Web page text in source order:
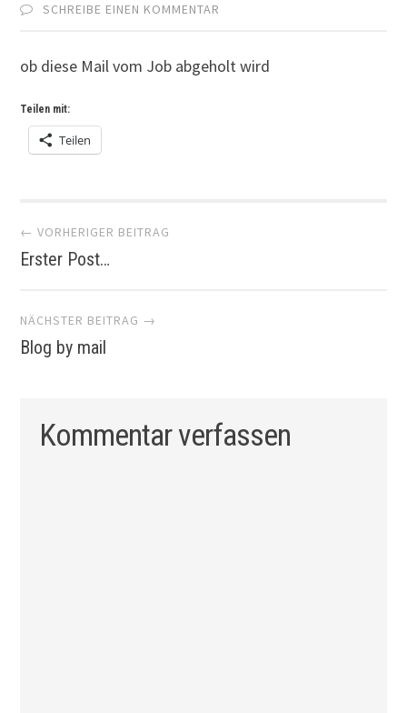
SCHREIBE EINEN KOMMENTAR
ob diese Mail vom Job abgeholt wird
Teilen mit:
Teilen
Artikel-
Navigation
← VORHERIGER BEITRAG
Erster Post…
NÄCHSTER BEITRAG →
Blog by mail
Kommentar verfassen